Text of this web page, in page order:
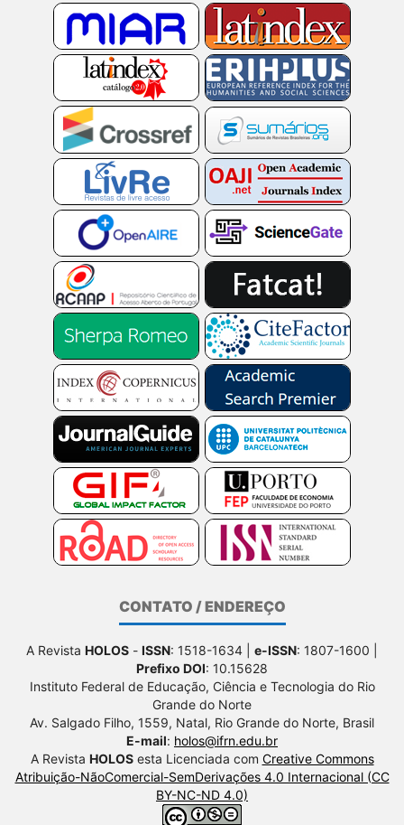
CONTATO / ENDEREÇO
A Revista HOLOS - ISSN: 1518-1634 | e-ISSN: 1807-1600 |
Prefixo DOI: 10.15628
Instituto Federal de Educação, Ciência e Tecnologia do Rio
Grande do Norte
Av. Salgado Filho, 1559, Natal, Rio Grande do Norte, Brasil
E-mail: holos@ifrn.edu.br
A Revista HOLOSesta Licenciada com Creative Commons
Atribuição-NãoComercial-SemDerivações 4.0 Internacional (CC
BY-NC-ND 4.0)